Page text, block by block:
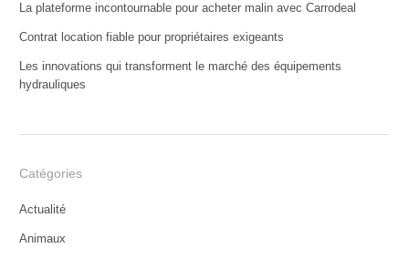
La plateforme incontournable pour acheter malin avec Carrodeal
Contrat location fiable pour propriétaires exigeants
Les innovations qui transforment le marché des équipements
hydrauliques
Catégories
Actualité
Animaux